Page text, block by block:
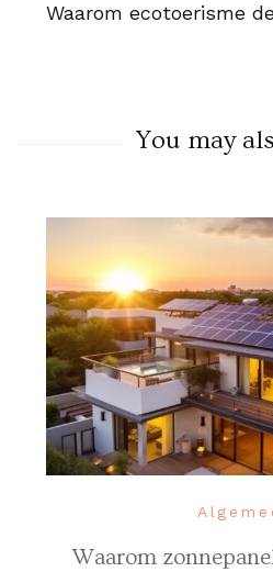
Waarom ecotoerisme
You may
Waarom